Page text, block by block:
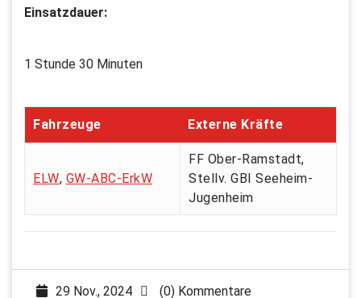
Einsatzdauer:
1 Stunde 30 Minuten
Fahrzeuge Externe Kräfte
ELW, GW-ABC-ErkW
FF Ober-Ramstadt,
Stellv. GBI Seeheim-
Jugenheim
29 Nov., 2024
(0) Kommentare